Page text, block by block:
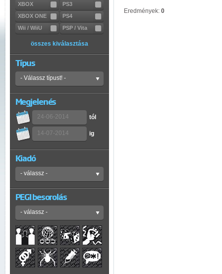
XBOX
PS3
XBOX ONE
PS4
Wii / WiiU
PSP / Vita
összes kiválasztása
Típus
Megjelenés
tól
ig
Kiadó
PEGI besorolás
Eredmények: 0